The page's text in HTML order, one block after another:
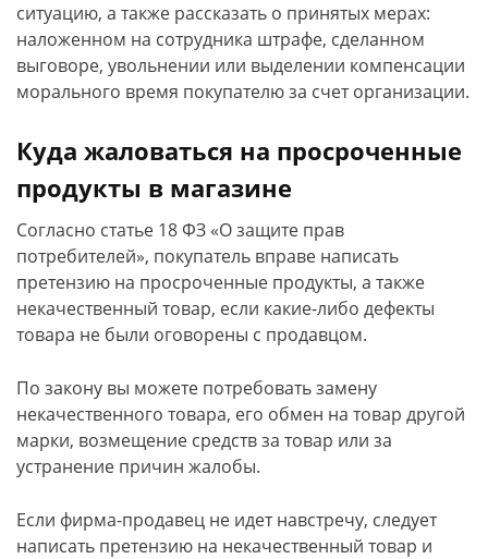
ситуацию, а также рассказать о принятых мерах:
наложенном на сотрудника штрафе, сделанном
выговоре, увольнении или выделении компенсации
морального время покупателю за счет организации.
Куда жаловаться на просроченные
продукты в магазине
Согласно статье 18 ФЗ «О защите прав
потребителей», покупатель вправе написать
претензию на просроченные продукты, а также
некачественный товар, если какие-либо дефекты
товара не были оговорены с продавцом.
По закону вы можете потребовать замену
некачественного товара, его обмен на товар другой
марки, возмещение средств за товар или за
устранение причин жалобы.
Если фирма-продавец не идет навстречу, следует
написать претензию на некачественный товар и